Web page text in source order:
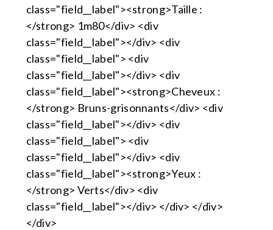
class="field__label"><strong>Taille :
</strong> 1m80</div> <div
class="field__label"></div> <div
class="field__label"> <div
class="field__label"></div> <div
class="field__label"><strong>Cheveux :
</strong> Bruns-grisonnants</div> <div
class="field__label"></div> <div
class="field__label"> <div
class="field__label"></div> <div
class="field__label"><strong>Yeux :
</strong> Verts</div> <div
class="field__label"></div> </div> </div>
</div>